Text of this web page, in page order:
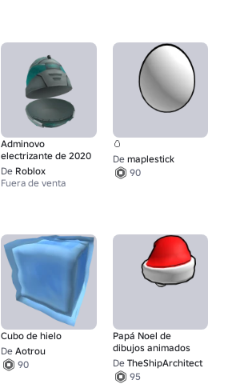
Adminovo
electrizante de 2020
De Roblox
Fuera de venta
🥚
De maplestick
90
Cubo de hielo
De Aotrou
90
Papá Noel de
dibujos animados
De TheShipArchitect
95